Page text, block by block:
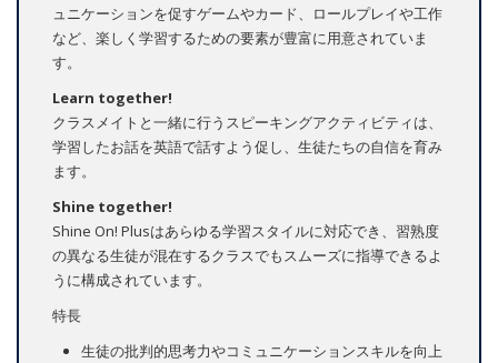
ュニケーションを促すゲームやカード、ロールプレイや工作
など、楽しく学習するための要素が豊富に用意されていま
す。
Learn together!
クラスメイトと一緒に行うスピーキングアクティビティは、
学習したお話を英語で話すよう促し、生徒たちの自信を育み
ます。
Shine together!
Shine On! Plusはあらゆる学習スタイルに対応でき、習熟度
の異なる生徒が混在するクラスでもスムーズに指導できるよ
うに構成されています。
特長
生徒の批判的思考力やコミュニケーションスキルを向上